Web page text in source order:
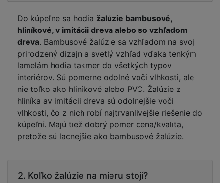
Do kúpeľne sa hodia žalúzie bambusové,
hliníkové, v imitácii dreva alebo so vzhľadom
dreva. Bambusové žalúzie sa vzhľadom na svoj
prirodzený dizajn a svetlý vzhľad vďaka tenkým
lamelám hodia takmer do všetkých typov
interiérov. Sú pomerne odolné voči vlhkosti, ale
nie toľko ako hliníkové alebo PVC. Žalúzie z
hliníka av imitácii dreva sú odolnejšie voči
vlhkosti, čo z nich robí najtrvanlivejšie riešenie do
kúpeľní. Majú tiež dobrý pomer cena/kvalita,
pretože sú lacnejšie ako bambusové žalúzie.
2. Koľko žalúzie na mieru stojí?